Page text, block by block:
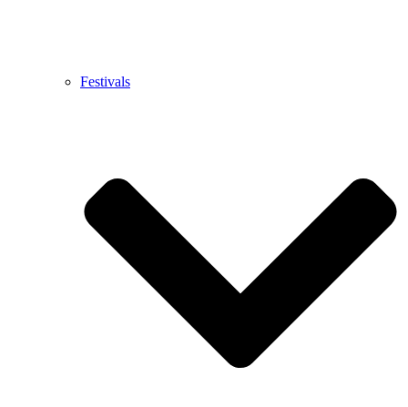
Festivals